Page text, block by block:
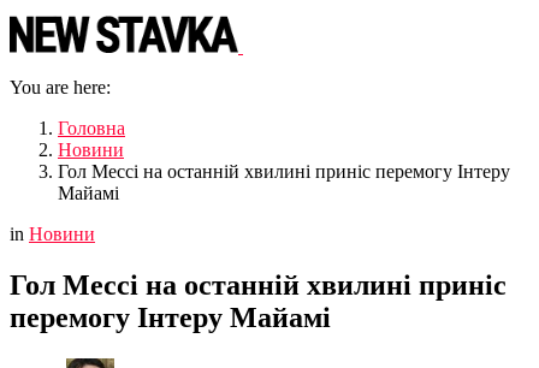
You are here:
Головна
Новини
Гол Мессі на останній хвилині приніс перемогу Інтеру
Майамі
in Новини
Гол Мессі на останній хвилині приніс
перемогу Інтеру Майамі